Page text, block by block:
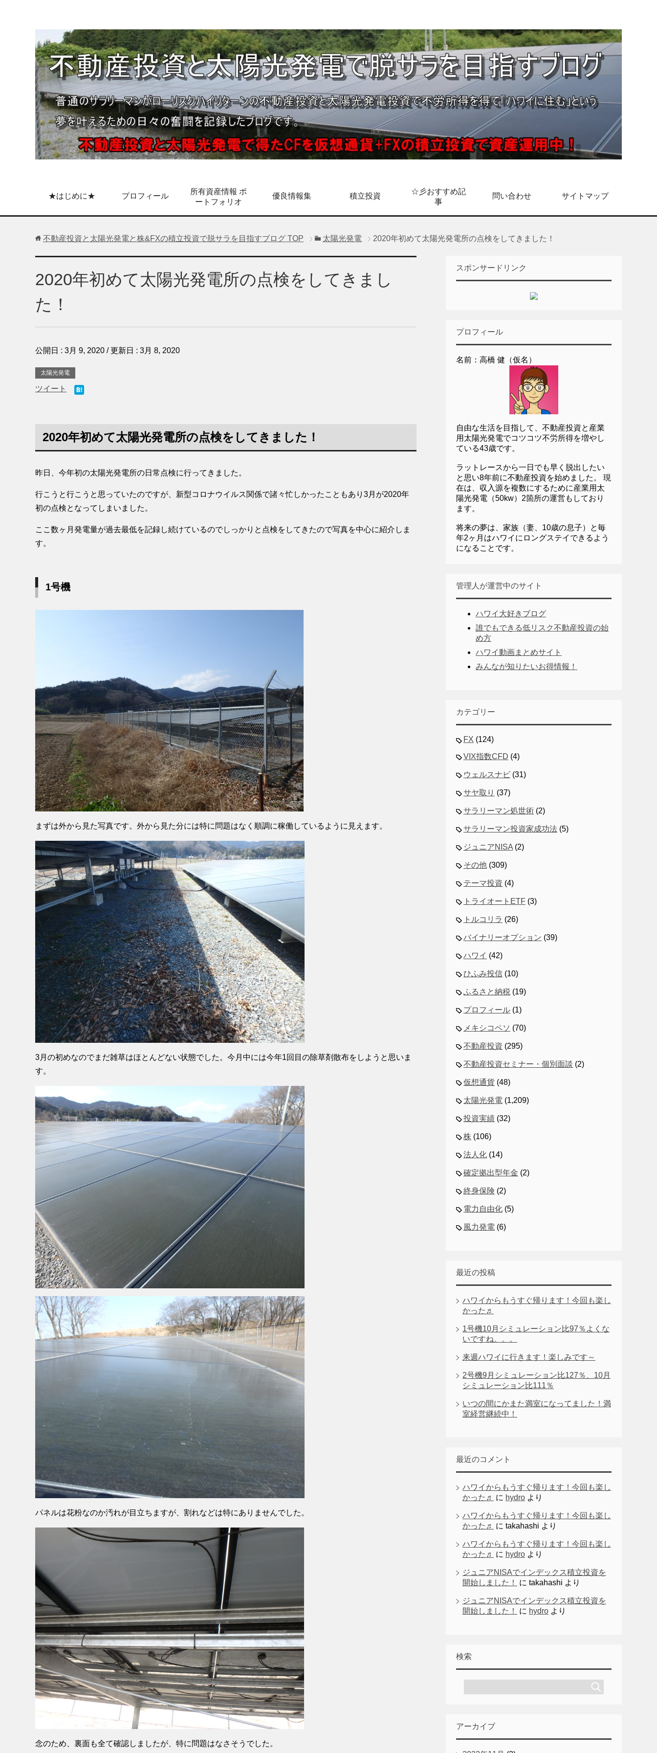
★はじめに★ プロフィール
所有資産情報 ポ
ートフォリオ
優良情報集 積立投資
☆彡おすすめ記
事
問い合わせ サイトマップ
不動産投資と太陽光発電と株&FXの積立投資で脱サラを目指すブログ TOP 太陽光発電 2020年初めて太陽光発電所の点検をしてきました！
2020年初めて太陽光発電所の点検をしてきまし
た！
公開日 : 3月 9, 2020 / 更新日 : 3月 8, 2020
太陽光発電
ツイート
2020年初めて太陽光発電所の点検をしてきました！
昨日、今年初の太陽光発電所の日常点検に行ってきました。
行こうと行こうと思っていたのですが、新型コロナウイルス関係で諸々忙しかったこともあり3月が2020年
初の点検となってしまいました。
ここ数ヶ月発電量が過去最低を記録し続けているのでしっかりと点検をしてきたので写真を中心に紹介しま
す。
1号機
まずは外から見た写真です。外から見た分には特に問題はなく順調に稼働しているように見えます。
3月の初めなのでまだ雑草はほとんどない状態でした。今月中には今年1回目の除草剤散布をしようと思いま
す。
パネルは花粉なのか汚れが目立ちますが、割れなどは特にありませんでした。
念のため、裏面も全て確認しましたが、特に問題はなさそうでした。
スポンサードリンク
プロフィール
名前：高橋 健（仮名）
自由な生活を目指して、不動産投資と産業
用太陽光発電でコツコツ不労所得を増やし
ている43歳です。
ラットレースから一日でも早く脱出したい
と思い8年前に不動産投資を始めました。 現
在は、収入源を複数にするために産業用太
陽光発電（50kw）2箇所の運営もしており
ます。
将来の夢は、家族（妻、10歳の息子）と毎
年2ヶ月はハワイにロングステイできるよう
になることです。
管理人が運営中のサイト
ハワイ大好きブログ
誰でもできる低リスク不動産投資の始
め方
ハワイ動画まとめサイト
みんなが知りたいお得情報！
カテゴリー
FX (124)
VIX指数CFD (4)
ウェルスナビ (31)
サヤ取り (37)
サラリーマン処世術 (2)
サラリーマン投資家成功法 (5)
ジュニアNISA (2)
その他 (309)
テーマ投資 (4)
トライオートETF (3)
トルコリラ (26)
バイナリーオプション (39)
ハワイ (42)
ひふみ投信 (10)
ふるさと納税 (19)
プロフィール (1)
メキシコペソ (70)
不動産投資 (295)
不動産投資セミナー・個別面談 (2)
仮想通貨 (48)
太陽光発電 (1,209)
投資実績 (32)
株 (106)
法人化 (14)
確定拠出型年金 (2)
終身保険 (2)
電力自由化 (5)
風力発電 (6)
最近の投稿
ハワイからもうすぐ帰ります！今回も楽し
かった♬
1号機10月シミュレーション比97％よくな
いですね。。。
来週ハワイに行きます！楽しみです～
2号機9月シミュレーション比127％、10月
シミュレーション比111％
いつの間にかまた満室になってました！満
室経営継続中！
最近のコメント
ハワイからもうすぐ帰ります！今回も楽し
かった♬
に hydro より
ハワイからもうすぐ帰ります！今回も楽し
かった♬
に takahashi より
ハワイからもうすぐ帰ります！今回も楽し
かった♬
に hydro より
ジュニアNISAでインデックス積立投資を
開始しました！
に takahashi より
ジュニアNISAでインデックス積立投資を
開始しました！
に hydro より
検索
アーカイブ